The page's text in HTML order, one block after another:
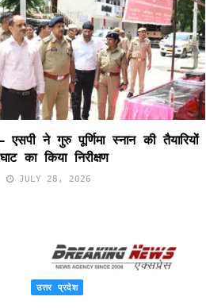
ने गुरु पूर्णिमा स्नान की तैयारियों
का किया निरीक्षण
JULY 28, 2026
उत्तर प्रदेश